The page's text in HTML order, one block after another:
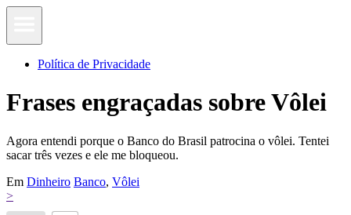
Política de Privacidade
Frases engraçadas sobre Vôlei
Agora entendi porque o Banco do Brasil patrocina o vôlei. Tentei
sacar três vezes e ele me bloqueou.
Em Dinheiro Banco, Vôlei
>